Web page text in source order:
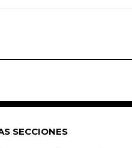
SECCIONES